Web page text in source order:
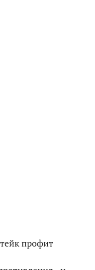
профит